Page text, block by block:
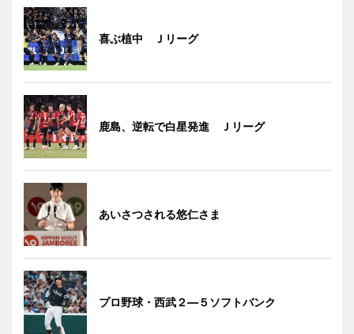
喜ぶ植中 Ｊリーグ
鹿島、逆転で白星発進 Ｊリーグ
あいさつされる悠仁さま
プロ野球・西武２―５ソフトバンク